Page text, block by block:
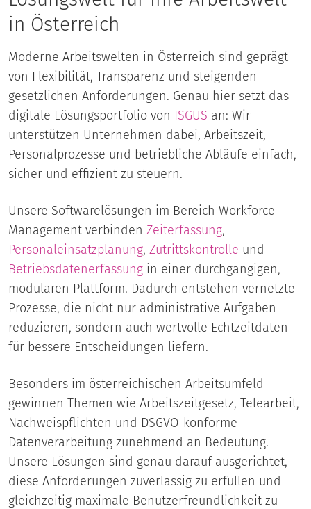
in Österreich
Moderne Arbeitswelten in Österreich sind geprägt
von Flexibilität, Transparenz und steigenden
gesetzlichen Anforderungen. Genau hier setzt das
digitale Lösungsportfolio von ISGUS an: Wir
unterstützen Unternehmen dabei, Arbeitszeit,
Personalprozesse und betriebliche Abläufe einfach,
sicher und effizient zu steuern.
Unsere Softwarelösungen im Bereich Workforce
Management verbinden Zeiterfassung,
Personaleinsatzplanung, Zutrittskontrolle und
Betriebsdatenerfassung in einer durchgängigen,
modularen Plattform. Dadurch entstehen vernetzte
Prozesse, die nicht nur administrative Aufgaben
reduzieren, sondern auch wertvolle Echtzeitdaten
für bessere Entscheidungen liefern.
Besonders im österreichischen Arbeitsumfeld
gewinnen Themen wie Arbeitszeitgesetz, Telearbeit,
Nachweispflichten und DSGVO-konforme
Datenverarbeitung zunehmend an Bedeutung.
Unsere Lösungen sind genau darauf ausgerichtet,
diese Anforderungen zuverlässig zu erfüllen und
gleichzeitig maximale Benutzerfreundlichkeit zu